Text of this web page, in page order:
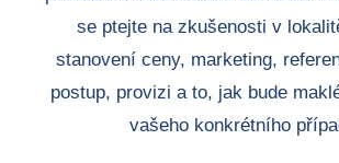
se ptejte na zkušenosti v
stanovení ceny, marketing,
postup, provizi a to, jak bude
vašeho konkrétního